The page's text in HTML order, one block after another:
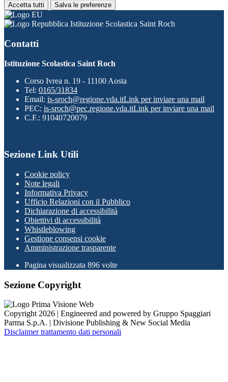
Accetta tutti Salva le preferenze
Istituzione Scolastica Saint Roch
Contatti
Istituzione Scolastica Saint Roch
Corso Ivrea n. 19 - 11100 Aosta
Tel: 0165/31834
Email: is-sroch@regione.vda.itLink per inviare una mail
PEC: is-sroch@pec.regione.vda.itLink per inviare una mail
C.F.: 91040720079
Sezione Link Utili
Cookie policy
Note legali
Informativa Privacy
Ufficio Relazioni con il Pubblico
Dichiarazione di accessibilità
Obiettivi di accessibilità
Whistleblowing
Gestione consensi cookie
Amministrazione trasparente
Pagina visualizzata 896 volte
Sezione Copyright
Copyright 2026 | Engineered and powered by Gruppo Spaggiari
Parma S.p.A. | Divisione Publishing & New Social Media
Disclaimer trattamento dati personali